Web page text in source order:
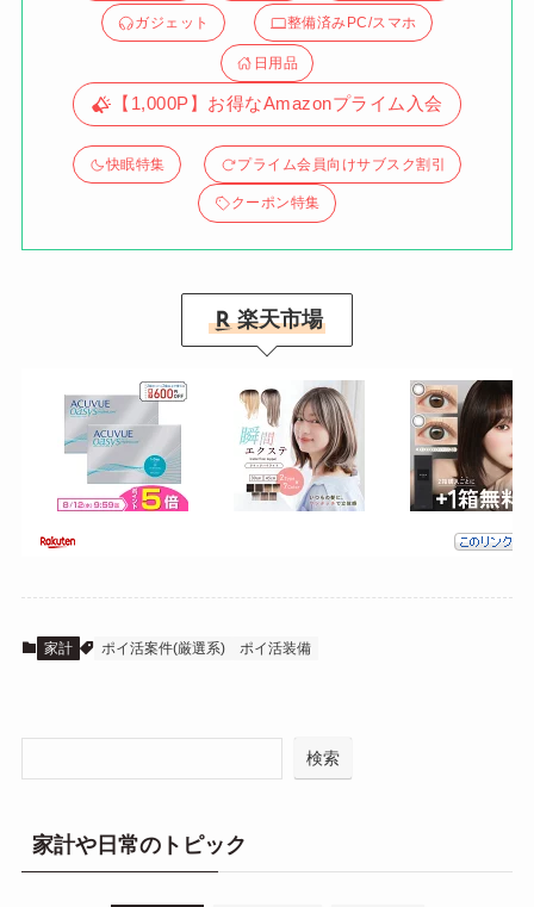
ガジェット 整備済みPC/スマホ
日用品
【1,000P】お得なAmazonプライム入会
快眠特集 プライム会員向けサブスク割引
クーポン特集
楽天市場
家計 ポイ活案件(厳選系) ポイ活装備
検索
家計や日常のトピック